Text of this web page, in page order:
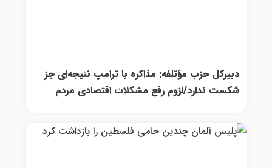
دبیرکل حزب مؤتلفه: مذاکره با ترامپ نتیجه‌ای جز
شکست ندارد/لزوم رفع مشکلات اقتصادی مردم